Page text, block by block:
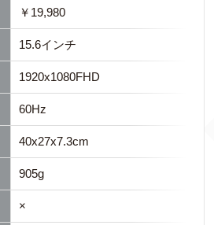
￥19,980
15.6インチ
1920x1080FHD
60Hz
40x27x7.3cm
905g
×